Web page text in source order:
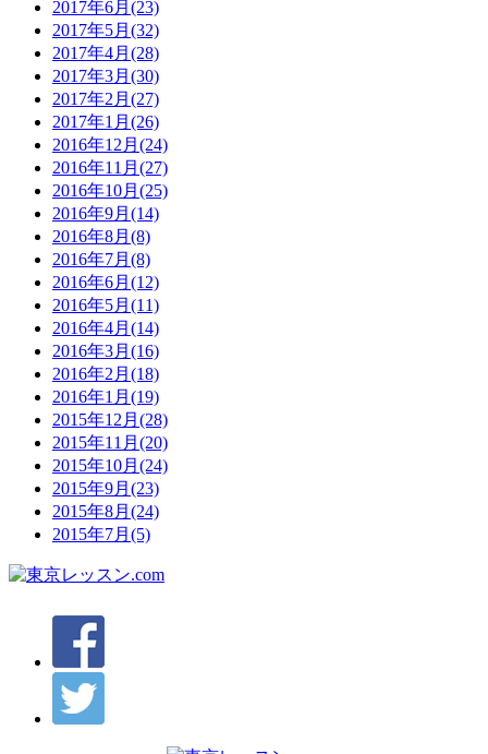
2017年6月(23)
2017年5月(32)
2017年4月(28)
2017年3月(30)
2017年2月(27)
2017年1月(26)
2016年12月(24)
2016年11月(27)
2016年10月(25)
2016年9月(14)
2016年8月(8)
2016年7月(8)
2016年6月(12)
2016年5月(11)
2016年4月(14)
2016年3月(16)
2016年2月(18)
2016年1月(19)
2015年12月(28)
2015年11月(20)
2015年10月(24)
2015年9月(23)
2015年8月(24)
2015年7月(5)